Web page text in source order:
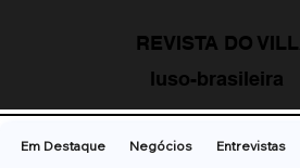
REVISTA DO
luso-brasileira
Em Destaque Negócios Entrevistas